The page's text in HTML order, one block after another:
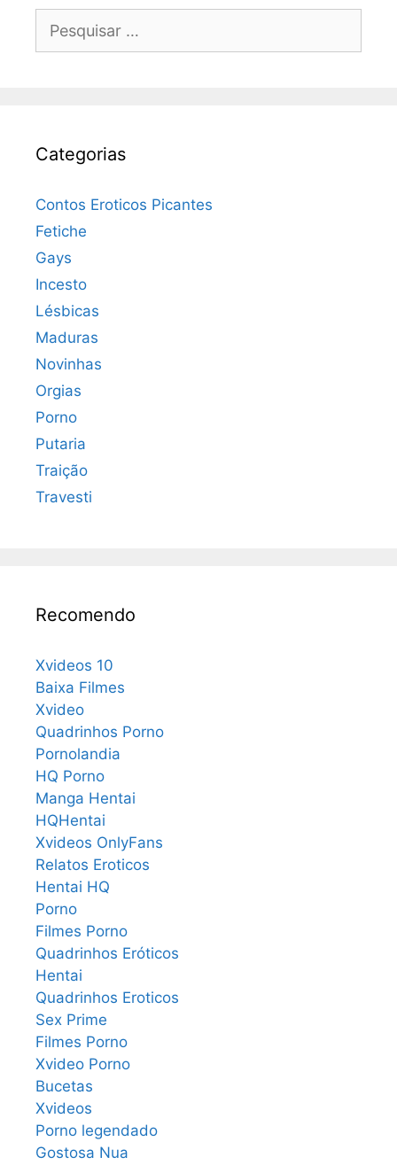
por:
Categorias
Contos Eroticos Picantes
Fetiche
Gays
Incesto
Lésbicas
Maduras
Novinhas
Orgias
Porno
Putaria
Traição
Travesti
Recomendo
Xvideos 10
Baixa Filmes
Xvideo
Quadrinhos Porno
Pornolandia
HQ Porno
Manga Hentai
HQHentai
Xvideos OnlyFans
Relatos Eroticos
Hentai HQ
Porno
Filmes Porno
Quadrinhos Eróticos
Hentai
Quadrinhos Eroticos
Sex Prime
Filmes Porno
Xvideo Porno
Bucetas
Xvideos
Porno legendado
Gostosa Nua